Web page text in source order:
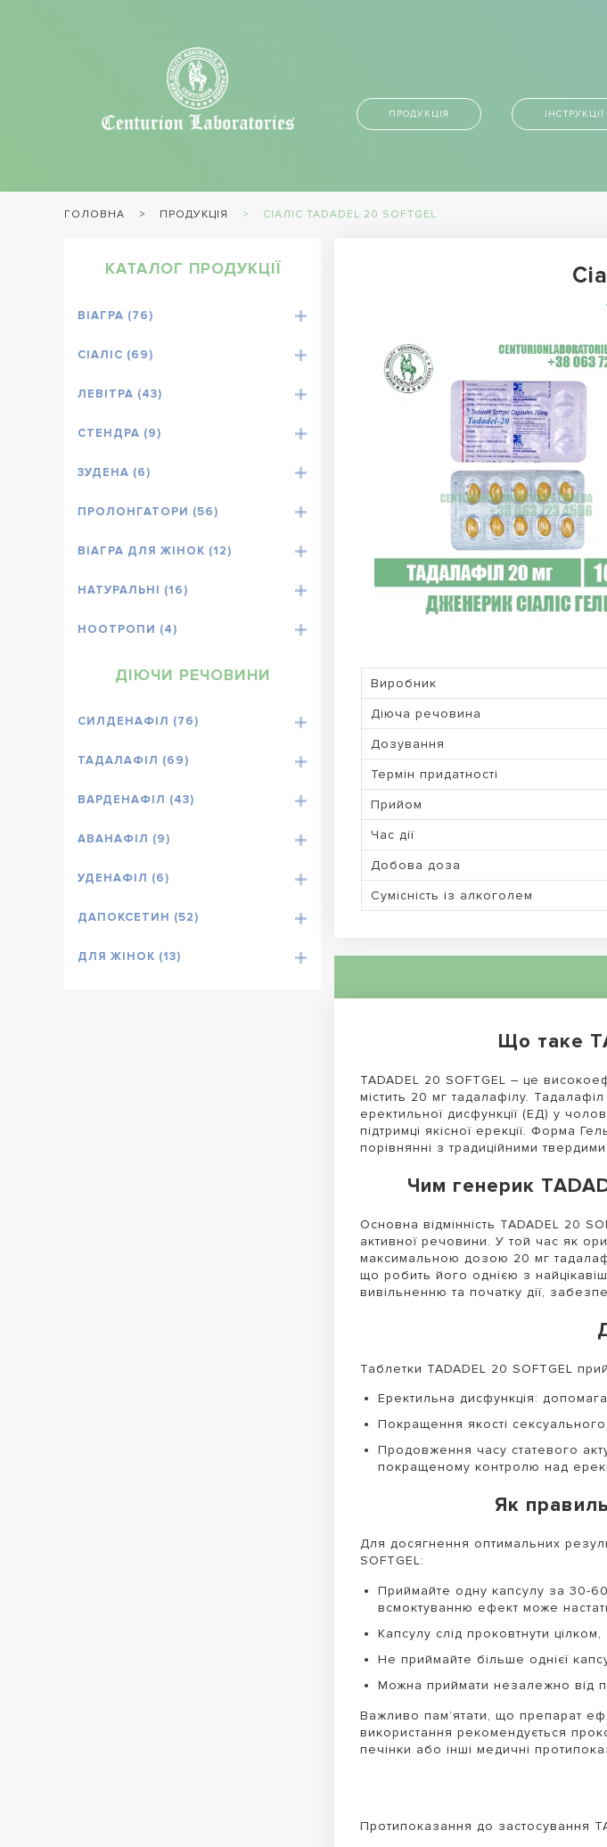
ПРОДУКЦІЯ ІНСТРУКЦІЇ
ГОЛОВНА ПРОДУКЦІЯ СІАЛІС TADADEL 20 SOFTGEL
КАТАЛОГ ПРОДУКЦІЇ
ВІАГРА (76)
СІАЛІС (69)
ЛЕВІТРА (43)
СТЕНДРА (9)
ЗУДЕНА (6)
ПРОЛОНГАТОРИ (56)
ВІАГРА ДЛЯ ЖІНОК (12)
НАТУРАЛЬНІ (16)
НООТРОПИ (4)
ДІЮЧИ РЕЧОВИНИ
СИЛДЕНАФІЛ (76)
ТАДАЛАФІЛ (69)
ВАРДЕНАФІЛ (43)
АВАНАФІЛ (9)
УДЕНАФІЛ (6)
ДАПОКСЕТИН (52)
ДЛЯ ЖІНОК (13)
Виробник
Діюча речовина
Дозування
Термін придатності
Прийом
Час дії
Добова доза
Сумісність із алкоголем
Що таке
TADADEL 20 SOFTGEL – це
містить 20 мг тадалафілу.
еректильної дисфункції (ЕД) у
підтримці якісної ерекції. Форма
порівнянні з традиційними
Чим генерик
Основна відмінність TADADEL 20
активної речовини. У той час як
максимальною дозою 20 мг
що робить його однією з
вивільненню та початку дії,
Таблетки TADADEL 20 SOFTGEL
Еректильна дисфункція:
Покращення якості сексуального
Продовження часу статевого
покращеному контролю над
Як
Для досягнення оптимальних
SOFTGEL:
Приймайте одну капсулу за 30-
всмоктуванню ефект може
Капсулу слід проковтнути
Не приймайте більше однієї
Можна приймати незалежно від
Важливо пам’ятати, що препарат
використання рекомендується
печінки або інші медичні
Протипоказання до застосування